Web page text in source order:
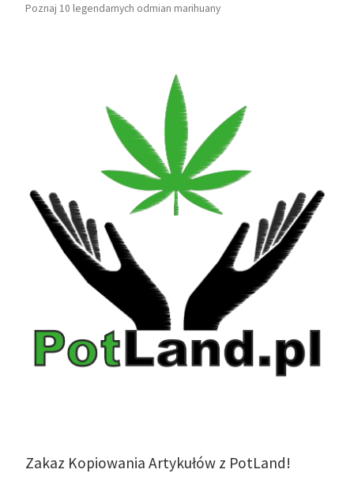
Poznaj 10 legendarnych odmian marihuany
Zakaz Kopiowania Artykułów z PotLand!